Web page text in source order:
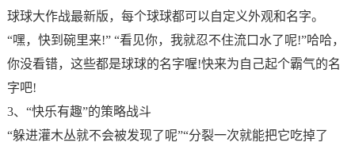
球球大作战最新版，每个球球都可以自定义外观和名字。
“嘿，快到碗里来!” “看见你，我就忍不住流口水了呢!”哈哈，
你没看错，这些都是球球的名字喔!快来为自己起个霸气的名
字吧!
3、“快乐有趣”的策略战斗
“躲进灌木丛就不会被发现了呢”“分裂一次就能把它吃掉了